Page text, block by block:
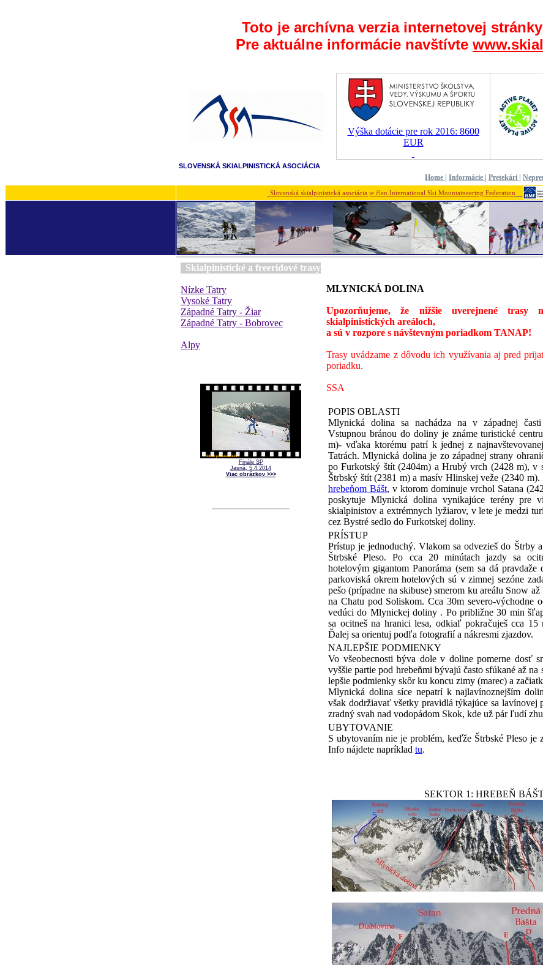
Toto je archívna verzia internetovej
Pre aktuálne informácie navštívte
Výška dotácie pre rok 2016: 8600
EUR
SLOVENSKÁ SKIALPINISTICKÁ ASOCIÁCIA
Home Informácie Pretekári
Slovenská skialpinistická asociácia je člen International Ski Mountaineering Federation
Skialpinistické a freeridové trasy
Nízke Tatry
Vysoké Tatry
Západné Tatry - Žiar
Západné Tatry - Bobrovec
Alpy
Finále SP
Jasná, 5.4.2014
Viac obrázkov >>>
MLYNICKÁ DOLINA
Upozorňujeme, že nižšie uverejnené trasy
skialpinistických areáloch,
a sú v rozpore s návštevným poriadkom TANAP!
Trasy uvádzame z dôvodu ich využívania aj pred
poriadku.
SSA
POPIS OBLASTI
Mlynická dolina sa nachádza na v západnej
Vstupnou bránou do doliny je známe turistické
m)- vďaka ktorému patrí k jednej z
Tatrách. Mlynická dolina je zo západnej strany
po Furkotský štít (2404m) a Hrubý vrch (2428 m), v
Štrbský štít (2381 m) a masív Hlinskej veže (2340
hrebeňom Bášt, v ktorom dominuje vrchol Satana
poskytuje Mlynická dolina vynikajúce terény pre
skialpinistov a extrémnych lyžiarov, v lete je medzi
cez Bystré sedlo do Furkotskej doliny.
PRÍSTUP
Prístup je jednoduchý. Vlakom sa odvezieš do Štrby
Štrbské Pleso. Po cca 20 minútach jazdy sa
hotelovým gigantom Panoráma (sem sa dá
parkoviská okrem hotelových sú v zimnej sezóne
pešo (prípadne na skibuse) smerom ku areálu Snow
na Chatu pod Soliskom. Cca 30m severo-východne
vedúci do Mlynickej doliny . Po približne 30 min
sa ocitneš na hranici lesa, odkiaľ pokračuješ cca
Ďalej sa orientuj podľa fotografií a nákresmi zjazdov.
NAJLEPŠIE PODMIENKY
Vo všeobecnosti býva dole v doline pomerne dosť
vyššie partie pod hrebeňmi bývajú často sfúkané až
lepšie podmienky skôr ku koncu zimy (marec) a
Mlynická dolina síce nepatrí k najlavínoznejším
však dodržiavať všetky pravidlá týkajúce sa lavínovej
zradný svah nad vodopádom Skok, kde už pár ľudí
UBYTOVANIE
S ubytovaním nie je problém, keďže Štrbské Pleso je
Info nájdete napríklad tu.
SEKTOR 1: HREBEŇ